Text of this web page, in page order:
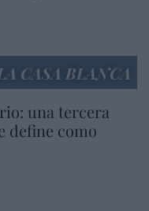
CASA BLANCA
una tercera
define como